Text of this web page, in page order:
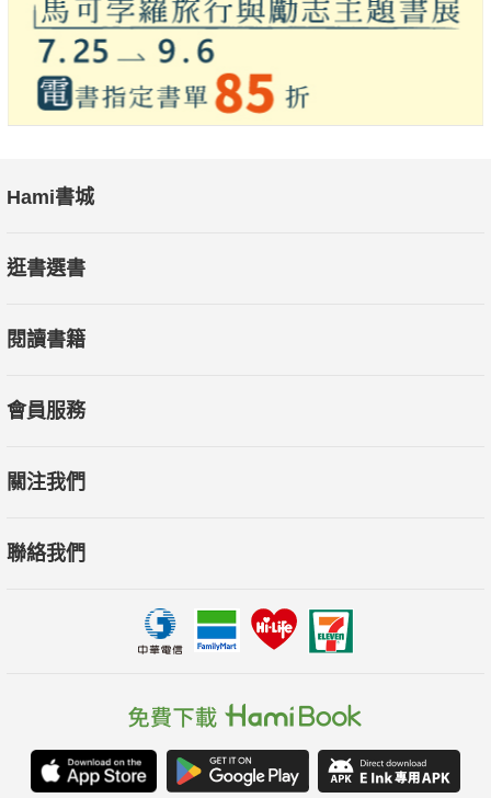
Hami書城
逛書選書
閱讀書籍
會員服務
關注我們
聯絡我們